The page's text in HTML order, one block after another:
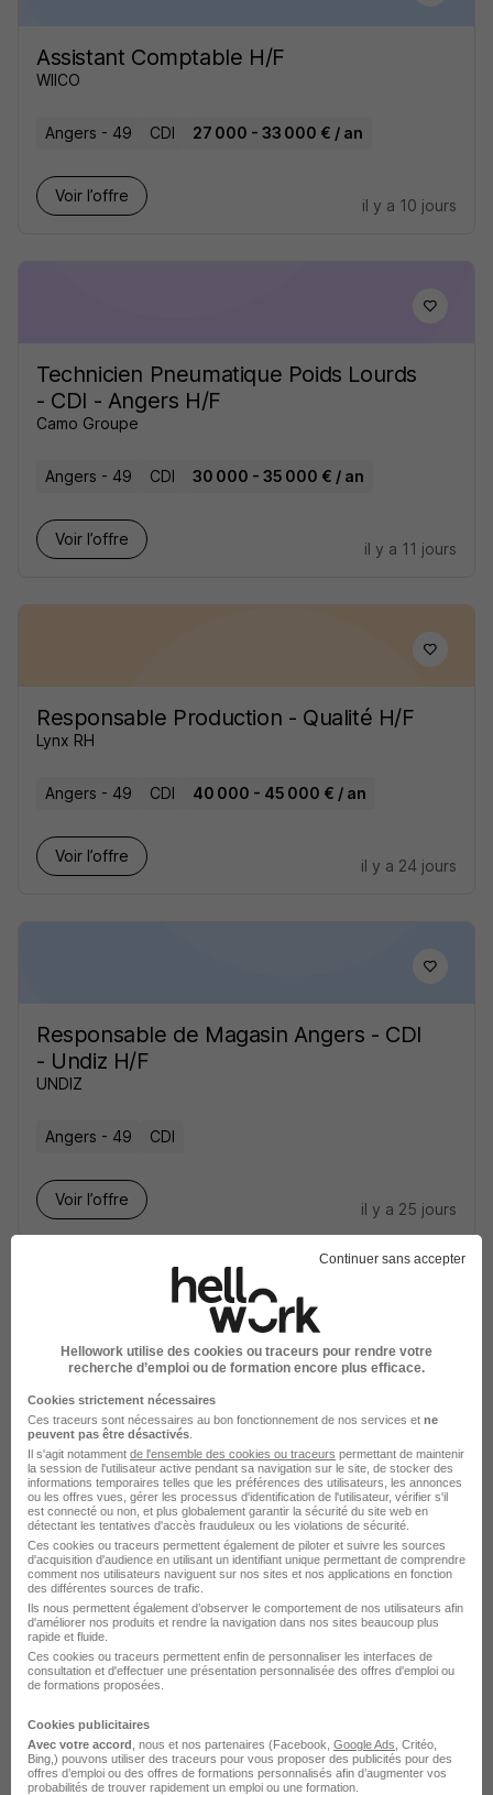
Assistant Comptable H/F
WIICO
Angers - 49 CDI 27 000 - 33 000 € / an
Voir l’offre
il y a 10 jours
Technicien Pneumatique Poids Lourds
- CDI - Angers H/F
Camo Groupe
Angers - 49 CDI 30 000 - 35 000 € / an
Voir l’offre
il y a 11 jours
Responsable Production - Qualité H/F
Lynx RH
Angers - 49 CDI 40 000 - 45 000 € / an
Voir l’offre
il y a 24 jours
Responsable de Magasin Angers - CDI
- Undiz H/F
UNDIZ
Angers - 49 CDI
Voir l’offre
il y a 25 jours
Technicien de Fabrication de
Médicaments H/F
Fareva Farmea
Angers - 49 CDI
Voir l’offre
il y a 21 jours
Responsable de Magasin Angers Cc
Atoll - CDI - Undiz H/F
UNDIZ
Continuer sans accepter
Hellowork utilise des cookies ou traceurs pour rendre votre
recherche d’emploi ou de formation encore plus efficace.
Cookies strictement nécessaires
Ces traceurs sont nécessaires au bon fonctionnement de nos services et ne
peuvent pas être désactivés
Il s'agit notamment de l'ensemble des cookies ou traceurs permettant de maintenir
la session de l'utilisateur active pendant sa navigation sur le site, de stocker des
informations temporaires telles que les préférences des utilisateurs, les annonces
ou les offres vues, gérer les processus d'identification de l'utilisateur, vérifier s'il
est connecté ou non, et plus globalement garantir la sécurité du site web en
détectant les tentatives d'accès frauduleux ou les violations de sécurité.
Ces cookies ou traceurs permettent également de piloter et suivre les sources
d'acquisition d'audience en utilisant un identifiant unique permettant de comprendre
comment nos utilisateurs naviguent sur nos sites et nos applications en fonction
des différentes sources de trafic.
Ils nous permettent également d’observer le comportement de nos utilisateurs afin
d'améliorer nos produits et rendre la navigation dans nos sites beaucoup plus
rapide et fluide.
Ces cookies ou traceurs permettent enfin de personnaliser les interfaces de
consultation et d'effectuer une présentation personnalisée des offres d'emploi ou
de formations proposées.
Cookies publicitaires
Avec votre accord , nous et nos partenaires (Facebook, Google Ads , Critéo,
Bing,) pouvons utiliser des traceurs pour vous proposer des publicités pour des
offres d’emploi ou des offres de formations personnalisés afin d’augmenter vos
probabilités de trouver rapidement un emploi ou une formation.